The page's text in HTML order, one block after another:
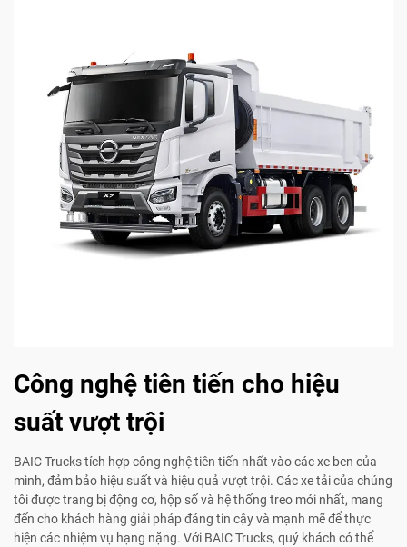
Công nghệ tiên tiến cho hiệu
suất vượt trội
BAIC Trucks tích hợp công nghệ tiên tiến nhất vào các xe ben của
mình, đảm bảo hiệu suất và hiệu quả vượt trội. Các xe tải của chúng
tôi được trang bị động cơ, hộp số và hệ thống treo mới nhất, mang
đến cho khách hàng giải pháp đáng tin cậy và mạnh mẽ để thực
hiện các nhiệm vụ hạng nặng. Với BAIC Trucks, quý khách có thể